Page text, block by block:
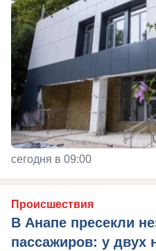
сегодня в 09:00
Происшествия
В Анапе пресекли
пассажиров: у двух